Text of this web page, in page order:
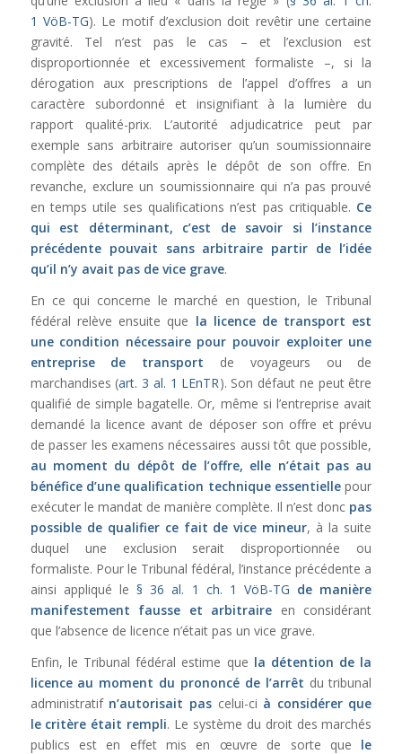
1 VöB-TG). Le motif d’exclusion doit revêtir une certaine
gravité. Tel n’est pas le cas – et l’exclusion est
disproportionnée et excessivement formaliste –, si la
dérogation aux prescriptions de l’appel d’offres a un
caractère subordonné et insignifiant à la lumière du
rapport qualité-prix. L’autorité adjudicatrice peut par
exemple sans arbitraire autoriser qu’un soumissionnaire
complète des détails après le dépôt de son offre. En
revanche, exclure un soumissionnaire qui n’a pas prouvé
en temps utile ses qualifications n’est pas critiquable. Ce
qui est déterminant, c’est de savoir si l’instance
précédente pouvait sans arbitraire partir de l’idée
qu’il n’y avait pas de vice grave.
En ce qui concerne le marché en question, le Tribunal
fédéral relève ensuite que la licence de transport est
une condition nécessaire pour pouvoir exploiter une
entreprise de transport de voyageurs ou de
marchandises (art. 3 al. 1 LEnTR). Son défaut ne peut être
qualifié de simple bagatelle. Or, même si l’entreprise avait
demandé la licence avant de déposer son offre et prévu
de passer les examens nécessaires aussi tôt que possible,
au moment du dépôt de l’offre, elle n’était pas au
bénéfice d’une qualification technique essentielle pour
exécuter le mandat de manière complète. Il n’est donc pas
possible de qualifier ce fait de vice mineur, à la suite
duquel une exclusion serait disproportionnée ou
formaliste. Pour le Tribunal fédéral, l’instance précédente a
ainsi appliqué le§ 36 al. 1 ch. 1 VöB-TG de manière
manifestement fausse et arbitraire en considérant
que l’absence de licence n’était pas un vice grave.
Enfin, le Tribunal fédéral estime que la détention de la
licence au moment du prononcé de l’arrêt du tribunal
administratif n’autorisait pascelui-ci à considérer que
le critère était rempli. Le système du droit des marchés
publics est en effet mis en œuvre de sorte que le